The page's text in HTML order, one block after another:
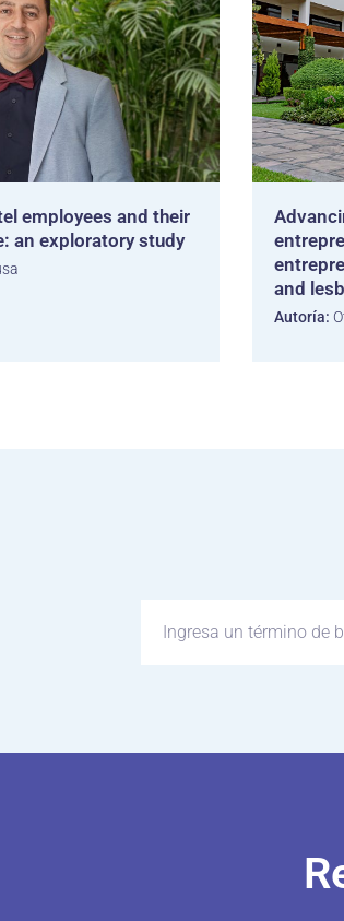
employees and their
an exploratory study
and
Autoría: